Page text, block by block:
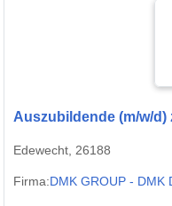
Auszubildende (m/w/
Edewecht, 26188
Firma:DMK GROUP - DMK